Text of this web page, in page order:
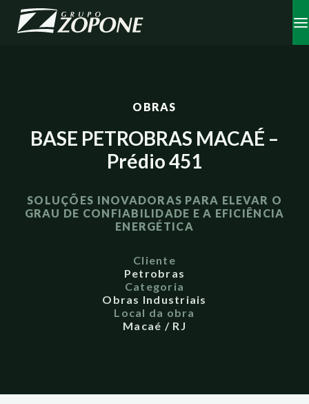
OBRAS
BASE PETROBRAS MACAÉ –
Prédio 451
SOLUÇÕES INOVADORAS PARA ELEVAR O
GRAU DE CONFIABILIDADE E A EFICIÊNCIA
ENERGÉTICA
Cliente
Petrobras
Categoria
Obras Industriais
Local da obra
Macaé / RJ